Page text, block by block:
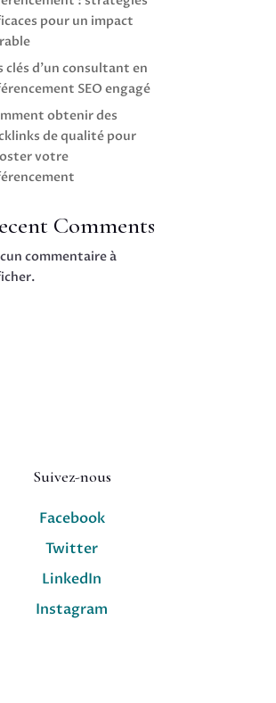
pour un impact
clés d’un consultant en
SEO engagé
obtenir des
de qualité pour
votre
Comments
commentaire à
Suivez-nous
Facebook
Twitter
LinkedIn
Instagram